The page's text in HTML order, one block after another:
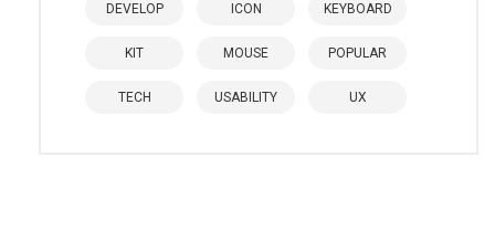
DEVELOP ICON KEYBOARD
KIT MOUSE POPULAR
TECH USABILITY UX